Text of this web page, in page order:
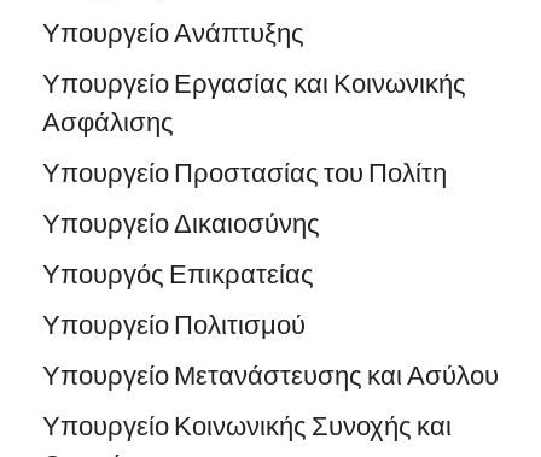
Υπουργείο Ανάπτυξης
Υπουργείο Εργασίας και Κοινωνικής
Ασφάλισης
Υπουργείο Προστασίας του Πολίτη
Υπουργείο Δικαιοσύνης
Υπουργός Επικρατείας
Υπουργείο Πολιτισμού
Υπουργείο Μετανάστευσης και Ασύλου
Υπουργείο Κοινωνικής Συνοχής και